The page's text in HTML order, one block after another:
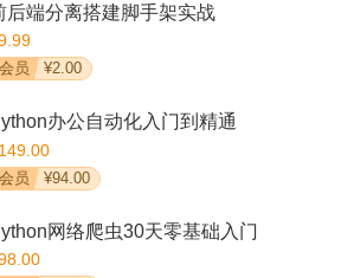
后端分离搭建脚手架实战
会员 ¥2.00
办公自动化入门到精通
会员 ¥94.00
网络爬虫30天零基础入门